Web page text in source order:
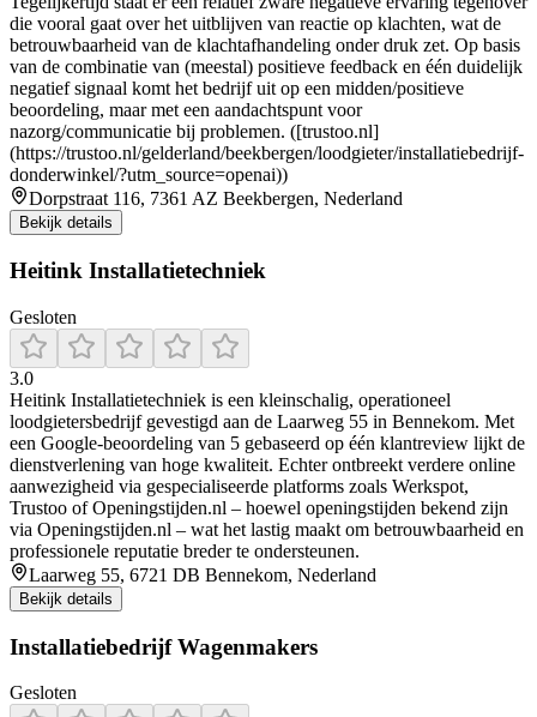
die vooral gaat over het uitblijven van reactie op klachten, wat de
betrouwbaarheid van de klachtafhandeling onder druk zet. Op basis
van de combinatie van (meestal) positieve feedback en één duidelijk
negatief signaal komt het bedrijf uit op een midden/positieve
beoordeling, maar met een aandachtspunt voor
nazorg/communicatie bij problemen. ([trustoo.nl]
(https://trustoo.nl/gelderland/beekbergen/loodgieter/installatiebedrijf-
donderwinkel/?utm_source=openai))
Dorpstraat 116, 7361 AZ Beekbergen, Nederland
Bekijk details
Heitink Installatietechniek
Gesloten
3.0
Heitink Installatietechniek is een kleinschalig, operationeel
loodgietersbedrijf gevestigd aan de Laarweg 55 in Bennekom. Met
een Google‑beoordeling van 5 gebaseerd op één klantreview lijkt de
dienstverlening van hoge kwaliteit. Echter ontbreekt verdere online
aanwezigheid via gespecialiseerde platforms zoals Werkspot,
Trustoo of Openingstijden.nl – hoewel openingstijden bekend zijn
via Openingstijden.nl – wat het lastig maakt om betrouwbaarheid en
professionele reputatie breder te ondersteunen.
Laarweg 55, 6721 DB Bennekom, Nederland
Bekijk details
Installatiebedrijf Wagenmakers
Gesloten